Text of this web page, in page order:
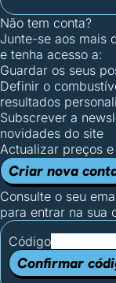
Não tem conta?
Junte-se aos mais
e tenha acesso a:
Guardar os seus
Definir o
resultados
Subscrever a
novidades do site
Actualizar preços
Criar nova
Consulte o seu
para entrar na sua
Código
Confirmar